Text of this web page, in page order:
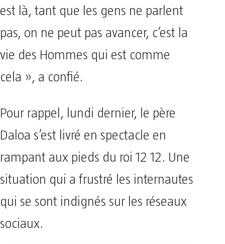
est là, tant que les gens ne parlent
pas, on ne peut pas avancer, c’est la
vie des Hommes qui est comme
cela », a confié.
Pour rappel, lundi dernier, le père
Daloa s’est livré en spectacle en
rampant aux pieds du roi 12 12. Une
situation qui a frustré les internautes
qui se sont indignés sur les réseaux
sociaux.